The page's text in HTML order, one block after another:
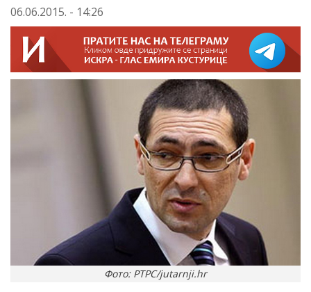
06.06.2015. - 14:26
Фото: РТРС/jutarnji.hr